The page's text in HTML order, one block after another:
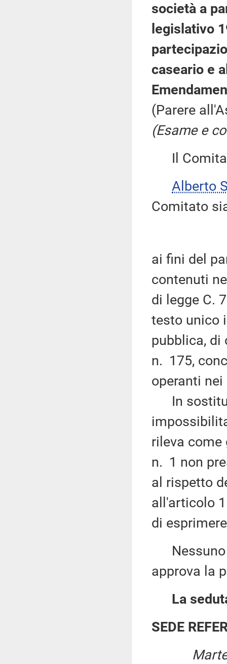
società a
legislativo
caseario e
(Parere
(Esame e
Il
Alberto
Comitato
ai fini del
contenuti
di legge C.
testo unico
pubblica, di
n. 175,
operanti
In
rileva
n. 1 non
al rispetto
all'articolo
di
Nessuno
approva la
La
SEDE